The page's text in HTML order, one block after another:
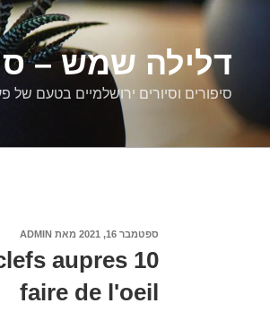
דלילה שמש –
סיפורים וסיורים ירושלמיים בטעם של
פורסם
ספטמבר 16, 2021 מאת ADMIN
aupres
faire de l'oeil